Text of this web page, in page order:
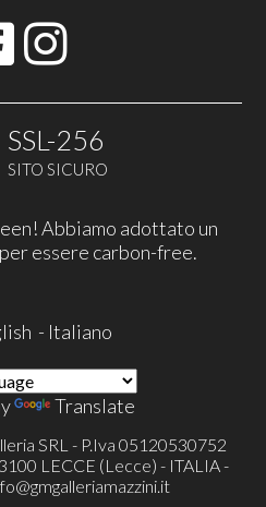
SSL-256
SITO SICURO
Abbiamo adottato un
essere carbon-free.
- Italiano
Translate
SRL - P.Iva 05120530752
LECCE (Lecce) - ITALIA -